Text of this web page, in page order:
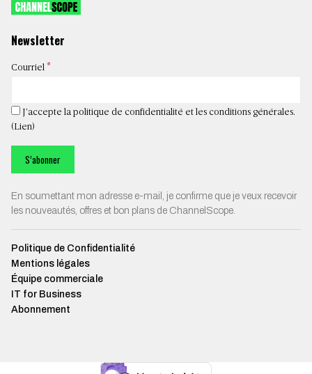
Newsletter
Courriel *
J’accepte la politique de confidentialité et les conditions générales.
(Lien)
En soumettant mon adresse e-mail, je confirme que je veux recevoir
les nouveautés, offres et bon plans de ChannelScope.
Politique de Confidentialité
Mentions légales
Équipe commerciale
IT for Business
Abonnement